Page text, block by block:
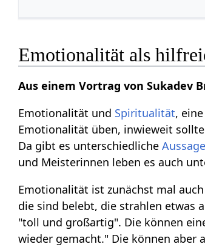
Emotionalität als
Aus einem Vortrag von Sukadev
Emotionalität und Spiritualität,
Emotionalität üben, inwieweit
Da gibt es unterschiedliche
und Meisterinnen leben es auch
Emotionalität ist zunächst mal
die sind belebt, die strahlen etwas
"toll und großartig". Die können
wieder gemacht." Die können aber